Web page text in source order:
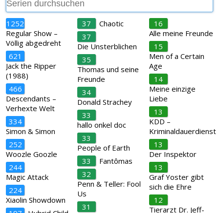
1252
Regular Show –
Völlig abgedreht
621
Jack the Ripper
(1988)
466
Descendants –
Verhexte Welt
334
Simon & Simon
252
Woozle Goozle
244
Magic Attack
224
Xiaolin Showdown
37
Chaotic
37
Die Unsterblichen
35
Thomas und seine
Freunde
34
Donald Strachey
33
hallo onkel doc
33
People of Earth
33
Fantômas
32
Penn & Teller: Fool
Us
31
16
Alle meine Freunde
15
Men of a Certain
Age
14
Meine einzige
Liebe
13
KDD –
Kriminaldauerdienst
13
Der Inspektor
13
Graf Yoster gibt
sich die Ehre
12
Tierarzt Dr. Jeff-